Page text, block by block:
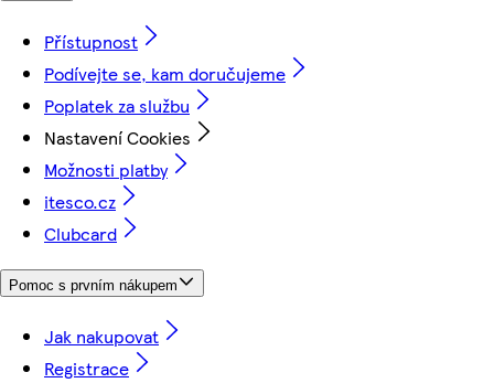
Přístupnost
Podívejte se, kam doručujeme
Poplatek za službu
Nastavení Cookies
Možnosti platby
itesco.cz
Clubcard
Pomoc s prvním nákupem
Jak nakupovat
Registrace